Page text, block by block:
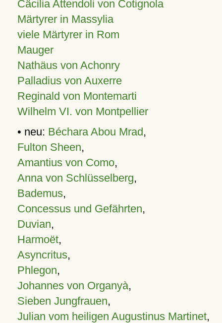
Cäcilia Attendoli von Cotignola
Märtyrer in Massylia
viele Märtyrer in Rom
Mauger
Nathäus von Achonry
Palladius von Auxerre
Reginald von Montemarti
Wilhelm VI. von Montpellier
• neu: Béchara Abou Mrad,
Fulton Sheen,
Amantius von Como,
Anna von Schlüsselberg,
Bademus,
Concessus und Gefährten,
Duvian,
Harmoët,
Asyncritus,
Phlegon,
Johannes von Organyà,
Sieben Jungfrauen,
Julian vom heiligen Augustinus Martinet,